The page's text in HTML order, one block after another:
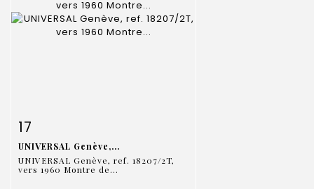
Fiche détaillée
17
UNIVERSAL Genève,...
UNIVERSAL Genève, ref. 18207/2T,
vers 1960 Montre de...